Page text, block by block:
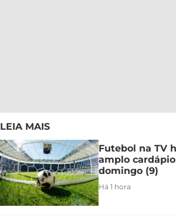
LEIA MAIS
Futebol na TV
amplo
domingo (9)
Há 1 hora